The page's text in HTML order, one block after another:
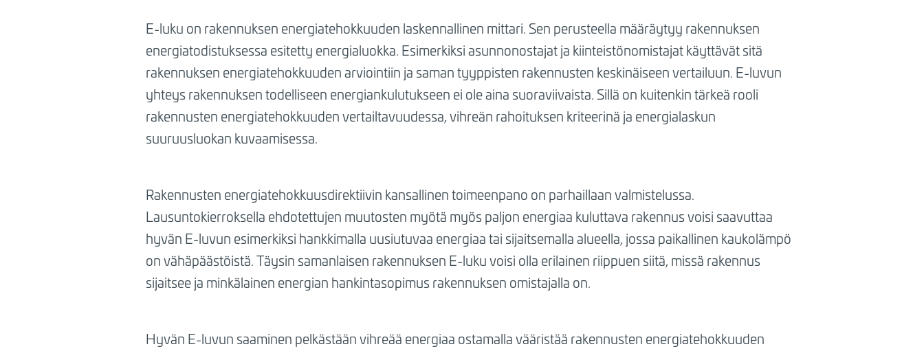
E-luku on rakennuksen energiatehokkuuden laskennallinen mittari. Sen perusteella määräytyy rakennuksen
energiatodistuksessa esitetty energialuokka. Esimerkiksi asunnonostajat ja kiinteistönomistajat käyttävät sitä
rakennuksen energiatehokkuuden arviointiin ja saman tyyppisten rakennusten keskinäiseen vertailuun. E-luvun
yhteys rakennuksen todelliseen energiankulutukseen ei ole aina suoraviivaista. Sillä on kuitenkin tärkeä rooli
rakennusten energiatehokkuuden vertailtavuudessa, vihreän rahoituksen kriteerinä ja energialaskun
suuruusluokan kuvaamisessa.
Rakennusten energiatehokkuusdirektiivin kansallinen toimeenpano on parhaillaan valmistelussa.
Lausuntokierroksella ehdotettujen muutosten myötä myös paljon energiaa kuluttava rakennus voisi saavuttaa
hyvän E-luvun esimerkiksi hankkimalla uusiutuvaa energiaa tai sijaitsemalla alueella, jossa paikallinen kaukolämpö
on vähäpäästöistä. Täysin samanlaisen rakennuksen E-luku voisi olla erilainen riippuen siitä, missä rakennus
sijaitsee ja minkälainen energian hankintasopimus rakennuksen omistajalla on.
Hyvän E-luvun saaminen pelkästään vihreää energiaa ostamalla vääristää rakennusten energiatehokkuuden